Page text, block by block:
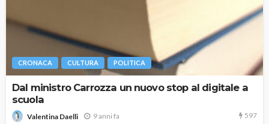
CRONACA CULTURA POLITICA
Dal ministro Carrozza un nuovo stop al digitale a
scuola
Valentina Daelli 9 anni fa 597